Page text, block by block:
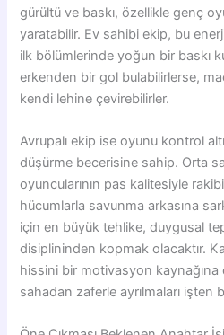
gürültü ve baskı, özellikle genç
yaratabilir. Ev sahibi ekip, bu
ilk bölümlerinde yoğun bir baskı
erkenden bir gol bulabilirlerse,
kendi lehine çevirebilirler.
Avrupalı ekip ise oyunu kontrol
düşürme becerisine sahip. Orta
oyuncularının pas kalitesiyle
hücumlarla savunma arkasına
için en büyük tehlike, duygusal
disiplininden kopmak olacaktır.
hissini bir motivasyon kaynağına
sahadan zaferle ayrılmaları işten